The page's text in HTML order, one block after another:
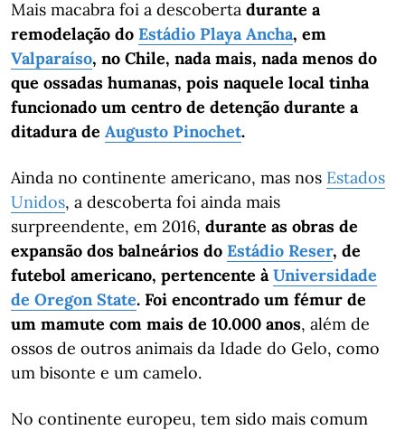
Mais macabra foi a descoberta durante a
remodelação do Estádio Playa Ancha, em
Valparaíso, no Chile, nada mais, nada menos do
que ossadas humanas, pois naquele local tinha
funcionado um centro de detenção durante a
ditadura de Augusto Pinochet.
Ainda no continente americano, mas nos Estados
Unidos, a descoberta foi ainda mais
surpreendente, em 2016, durante as obras de
expansão dos balneários do Estádio Reser, de
futebol americano, pertencente àUniversidade
de Oregon State. Foi encontrado um fémur de
um mamute com mais de 10.000 anos, além de
ossos de outros animais da Idade do Gelo, como
um bisonte e um camelo.
No continente europeu, tem sido mais comum